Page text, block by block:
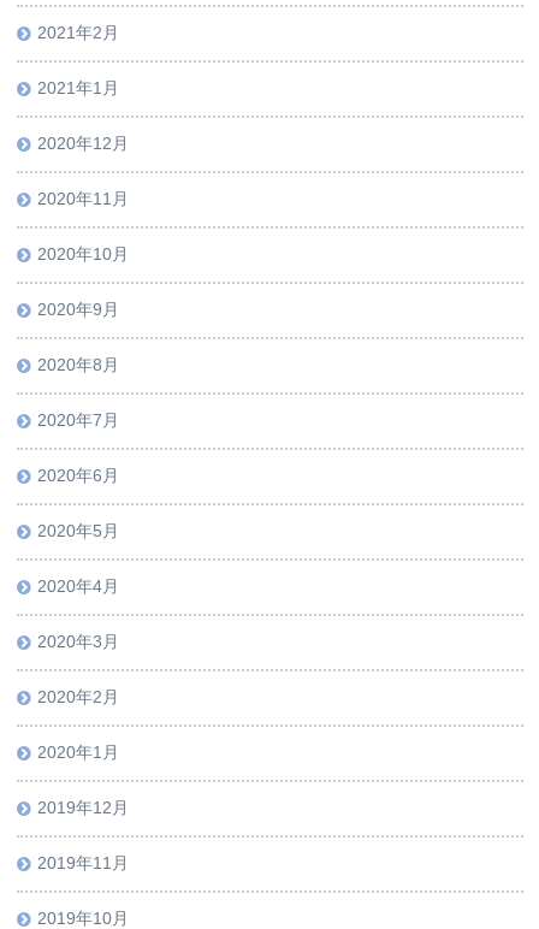
2021年2月
2021年1月
2020年12月
2020年11月
2020年10月
2020年9月
2020年8月
2020年7月
2020年6月
2020年5月
2020年4月
2020年3月
2020年2月
2020年1月
2019年12月
2019年11月
2019年10月